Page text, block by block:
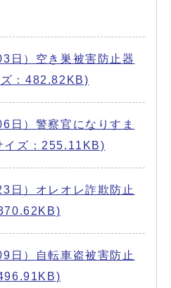
日）空き巣被害防止器
：482.82KB)
日）警察官になりすま
イズ：255.11KB)
日）オレオレ詐欺防止
日）自転車盗被害防止